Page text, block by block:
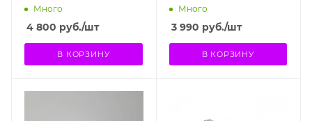
влагозащищенный
Много
4 800 руб./шт
В КОРЗИНУ
Много
3 990 руб./шт
В КОРЗИНУ